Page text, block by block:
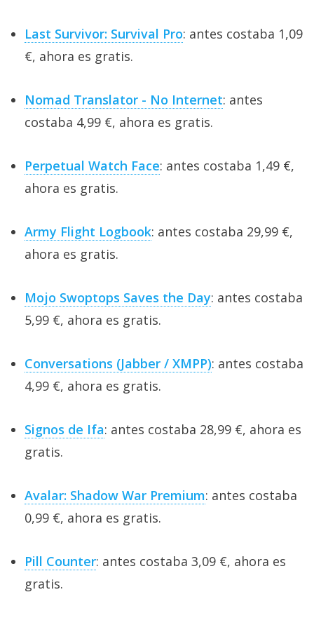
Last Survivor: Survival Pro: antes costaba 1,09
€, ahora es gratis.
Nomad Translator - No Internet: antes
costaba 4,99 €, ahora es gratis.
Perpetual Watch Face: antes costaba 1,49 €,
ahora es gratis.
Army Flight Logbook: antes costaba 29,99 €,
ahora es gratis.
Mojo Swoptops Saves the Day: antes costaba
5,99 €, ahora es gratis.
Conversations (Jabber / XMPP): antes costaba
4,99 €, ahora es gratis.
Signos de Ifa: antes costaba 28,99 €, ahora es
gratis.
Avalar: Shadow War Premium: antes costaba
0,99 €, ahora es gratis.
Pill Counter: antes costaba 3,09 €, ahora es
gratis.